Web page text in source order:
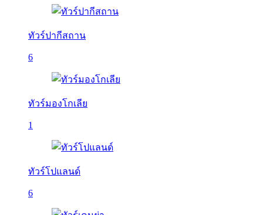
ทัวร์ปากีสถาน
6
ทัวร์มองโกเลีย
1
ทัวร์โปแลนด์
6